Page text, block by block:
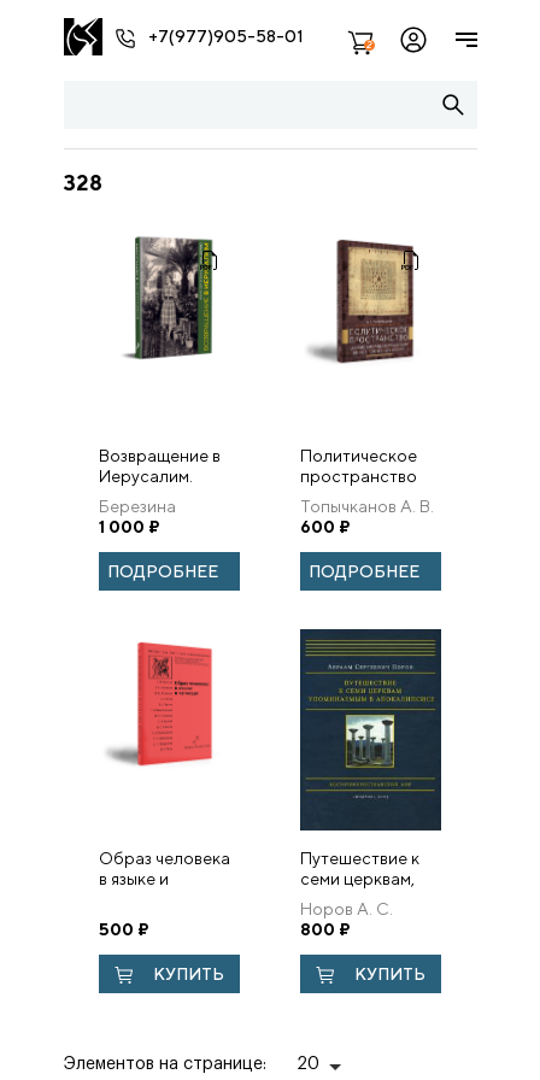
+7(977)905-58-01 2
328
Возвращение в
Иерусалим.
Березина
(Деррик) А.С.
1 000 ₽
ПОДРОБНЕЕ
Политическое
пространство
царских
загородных
резиденций
второй
половины XVII
Топычканов А. В.
600 ₽
ПОДРОБНЕЕ
Образ человека
в языке и
500 ₽
КУПИТЬ
Путешествие к
семи церквам,
упоминаемым в
Апокалипсисе
Норов А. С.
800 ₽
КУПИТЬ
Элементов на странице: 20